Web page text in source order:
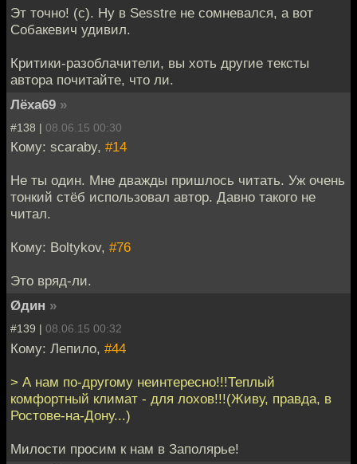
Эт точно! (с). Ну в Sesstre не сомневался, а вот
Собакевич удивил.
Критики-разоблачители, вы хоть другие тексты
автора почитайте, что ли.
Лёха69 »
#138 | 08.06.15 00:30
Кому: scaraby, #14
Не ты один. Мне дважды пришлось читать. Уж очень
тонкий стёб использовал автор. Давно такого не
читал.
Кому: Boltykov, #76
Это вряд-ли.
Øдин »
#139 | 08.06.15 00:32
Кому: Лепило, #44
> А нам по-другому неинтересно!!!Теплый
комфортный климат - для лохов!!!(Живу, правда, в
Ростове-на-Дону...)
Милости просим к нам в Заполярье!